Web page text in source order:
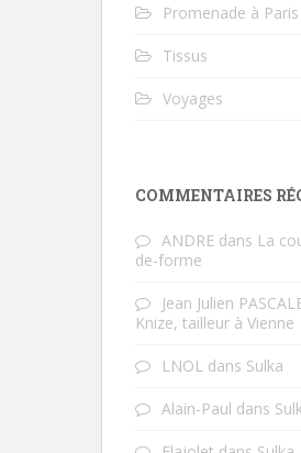
Promenade à Paris
Tissus
Voyages
COMMENTAIRES
ANDRE dans La
de-forme
Jean Julien
Knize, tailleur à Vienne
LNOL dans Sulka
Alain-Paul dans